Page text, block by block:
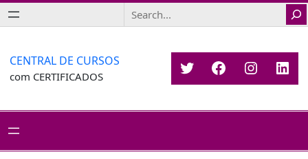
Saltar
para
conteúdo
Search
CENTRAL DE CURSOS
com CERTIFICADOS TwitterFacebook